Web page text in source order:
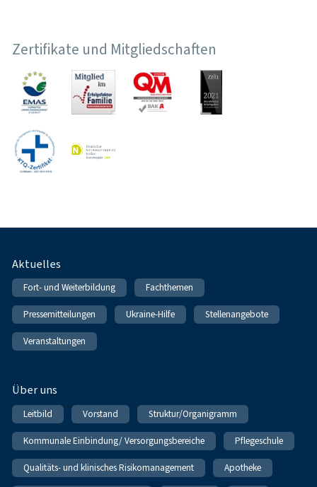
Zertifikate und Mitgliedschaften
Fußnavigation
Aktuelles
Fort- und Weiterbildung Fachthemen
Pressemitteilungen Ukraine-Hilfe Stellenangebote
Veranstaltungen
Über uns
Leitbild Vorstand Struktur/Organigramm
Kommunale Einbindung/ Versorgungsbereiche Pflegeschule
Qualitäts- und klinisches Risikomanagement Apotheke